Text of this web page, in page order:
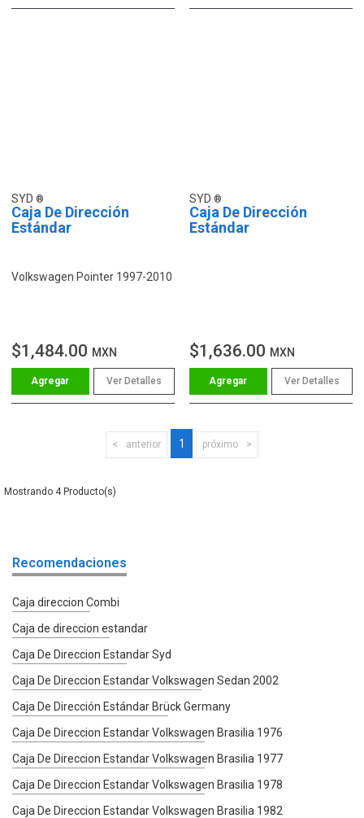
SYD
Caja De Dirección
Estándar
Volkswagen Pointer 1997-2010
$1,484.00 MXN
Ver Detalles
SYD
Caja De Dirección
Estándar
$1,636.00 MXN
Ver Detalles
anterior 1 próximo
4
Recomendaciones
Caja direccion Combi
Caja de direccion estandar
Caja De Direccion Estandar Syd
Caja De Direccion Estandar Volkswagen Sedan 2002
Caja De Dirección Estándar Brück Germany
Caja De Direccion Estandar Volkswagen Brasilia 1976
Caja De Direccion Estandar Volkswagen Brasilia 1977
Caja De Direccion Estandar Volkswagen Brasilia 1978
Caja De Direccion Estandar Volkswagen Brasilia 1982